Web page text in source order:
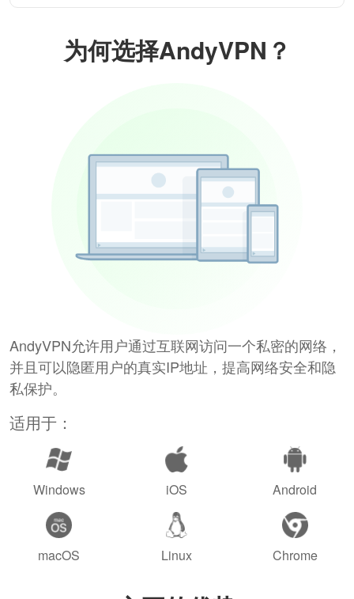
为何选择AndyVPN？
AndyVPN允许用户通过互联网访问一个私密的网络，
并且可以隐匿用户的真实IP地址，提高网络安全和隐
私保护。
适用于：
Windows iOS Android
macOS Linux Chrome